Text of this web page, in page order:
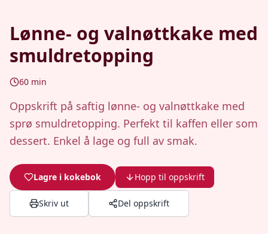
Lønne- og valnøttkake med
smuldretopping
60 min
Oppskrift på saftig lønne- og valnøttkake med
sprø smuldretopping. Perfekt til kaffen eller som
dessert. Enkel å lage og full av smak.
Lagre i kokebok Hopp til oppskrift
Skriv ut Del oppskrift